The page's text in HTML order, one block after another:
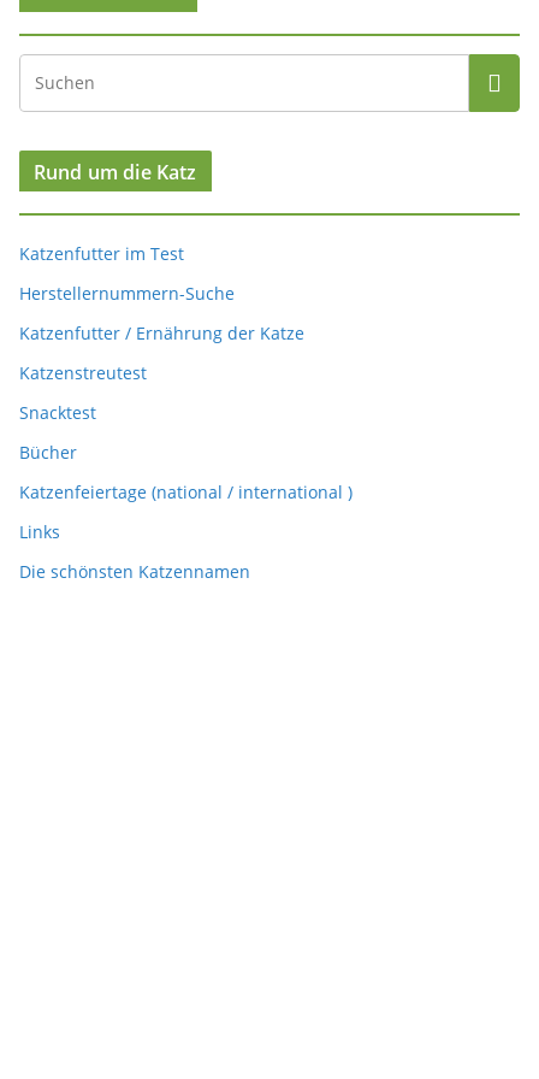
Rund um die Katz
Katzenfutter im Test
Herstellernummern-Suche
Katzenfutter / Ernährung der Katze
Katzenstreutest
Snacktest
Bücher
Katzenfeiertage (national / international )
Links
Die schönsten Katzennamen